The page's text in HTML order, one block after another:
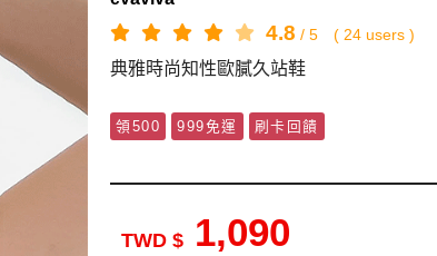
4.8 / 5 ( 24 users )
典雅時尚知性歐膩久站鞋
領500 999免運 刷卡回饋
TWD $ 1,090